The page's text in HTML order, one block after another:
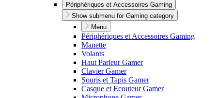
Périphériques et Accessoires Gaming
Show submenu for Gaming category
Menu
Périphériques et Accessoires Gaming
Manette
Volants
Haut Parleur Gamer
Clavier Gamer
Souris et Tapis Gamer
Casque et Ecouteur Gamer